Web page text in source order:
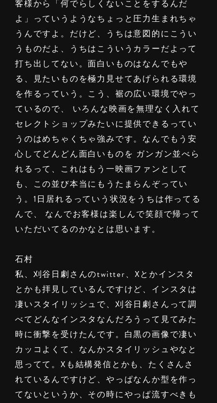
客様から「何でらしくないことをするんだ
よ」っていうようなちょっと圧力生まれちゃ
うんですよ。だけど、うちは意図的にこうい
うものだよ、うちはこういうカラーだよって
打ち出してない。面白いものはなんでもや
る、見たいものを極力見せてあげられる環境
を作るっていう。こう、裾の広い環境でやっ
ているので、 いろんな映画を無理なく入れて
セレクトショップみたいに提供できるってい
うのはめちゃくちゃ強みです。なんでもう安
心してどんどん面白いものを ガンガン並べら
れるって、これはもう一映画ファンとして
も、この並び本当にもうたまらんぞってい
う。1日居れるっていう状況をうちは作ってる
んで、 なんでお客様は楽しんで笑顔で帰って
いただいてるのかなとは思います。
石村
私、刈谷日劇さんのtwitter、Xとかインスタ
とかも拝見しているんですけど、インスタは
凄いスタイリッシュで、刈谷日劇さんって調
べてどんなインスタなんだろうって見てみた
時に衝撃を受けたんです。白黒の画像で凄い
カッコよくて、なんかスタイリッシュやなと
思ってて。Xも結構発信とかも、たくさんさ
れているんですけど、やっぱなんか型を作っ
てないというか、その時にやっぱ流すべきも